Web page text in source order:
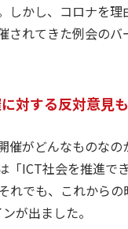
しかし、コロナを
されてきた例会の
対する反対意
がどんなものな
「ICT社会を推進で
でも、これから
が出ました。​